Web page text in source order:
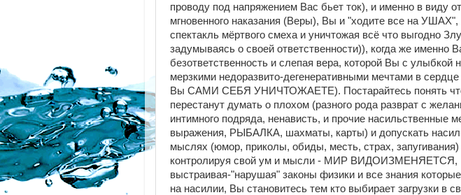
проводу под напряжением Вас бьет ток), и именно в виду
мгновенного наказания (Веры), Вы и "ходите все на УШАХ",
спектакль мёртвого смеха и уничтожая всё что выгодно
задумываясь о своей ответственности)), когда же именно
безответственность и слепая вера, которой Вы с улыбкой
мерзкими недоразвито-дегенеративными мечтами в
Вы САМИ СЕБЯ УНИЧТОЖАЕТЕ). Постарайтесь понять
перестанут думать о плохом (разного рода разврат с
интимного подряда, ненависть, и прочие насильственные
выражения, РЫБАЛКА, шахматы, карты) и допускать
мыслях (юмор, приколы, обиды, месть, страх, запугивания)
контролируя свой ум и мысли - МИР ВИДОИЗМЕНЯЕТСЯ,
выстраивая-"нарушая" законы физики и все знания
на насилии, Вы становитесь тем кто выбирает загрузки в